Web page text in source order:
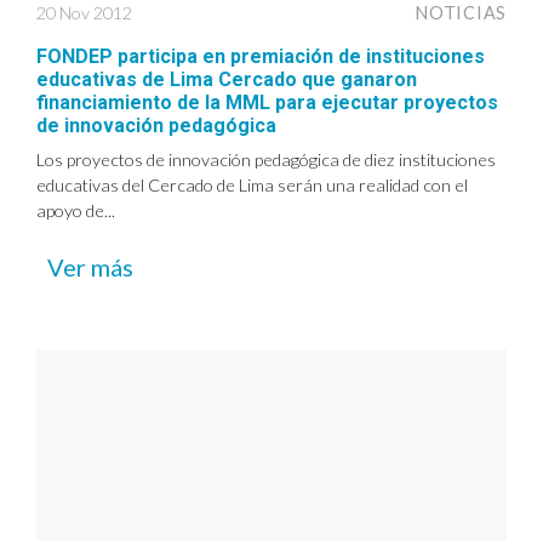
20 Nov 2012 NOTICIAS
FONDEP participa en premiación de instituciones
educativas de Lima Cercado que ganaron
financiamiento de la MML para ejecutar proyectos
de innovación pedagógica
Los proyectos de innovación pedagógica de diez instituciones
educativas del Cercado de Lima serán una realidad con el
apoyo de...
Ver más